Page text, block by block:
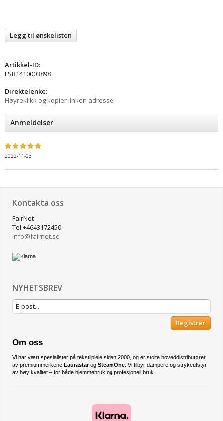
Legg til ønskelisten
Artikkel-ID:
LSR1410003898
Direktelenke:
Høyreklikk og kopier linken adresse
Anmeldelser
2022-11-03
Kontakta oss
FairNet
Tel:+4643172450
info@fairnet.se
NYHETSBREV
Registrer
Om oss
Vi har vært spesialister på tekstilpleie siden 2000, og er stolte hoveddistributører
av premiummerkene Laurastarog SteamOne . Vi tilbyr dampere og strykeutstyr
av høy kvalitet – for både hjemmebruk og profesjonell bruk.